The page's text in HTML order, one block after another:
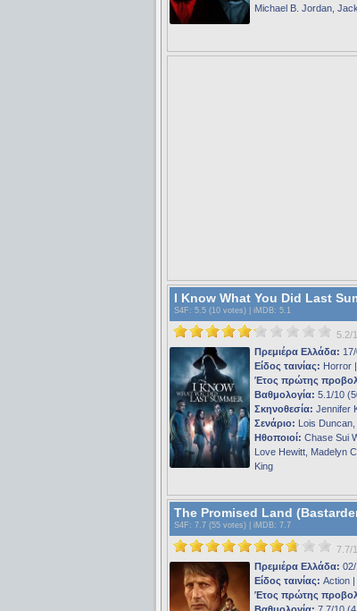
Michael B. Jordan,
I Know What You Did Last
S4F : 5.5 (10 votes) | iMDB: 5.1
5.2/
Πρεμιέρα Ελλάδα:
Είδος ταινίας: Horror
Έτος πρώτης
Βαθμολογία: 5.1/10
Σκηνοθεσία: Jennifer
Σενάριο: Lois
Ηθοποιοί: Chase Sui
Love Hewitt, Madelyn
King
The Promised Land
S4F : 7.7 (55 votes) | iMDB: 7.7
7.7/
Πρεμιέρα Ελλάδα:
Είδος ταινίας: Action
Έτος πρώτης